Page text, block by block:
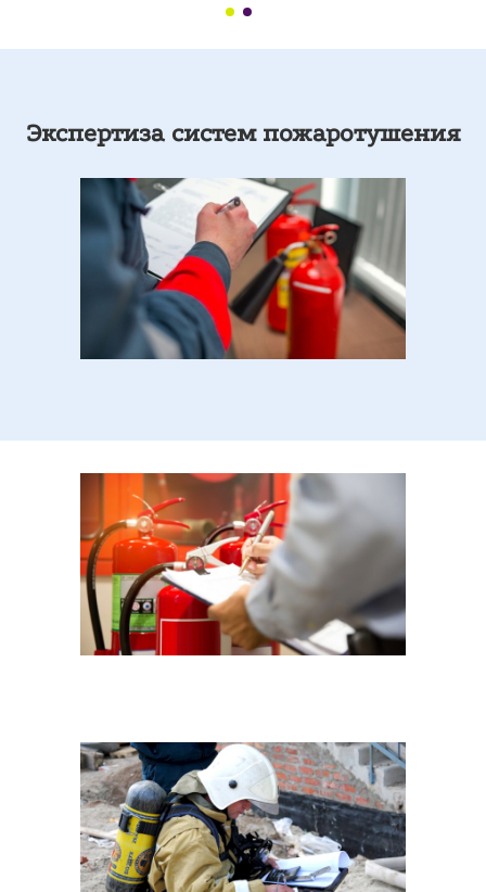
Экспертиза насосов
Экспертиза лифтов
Экспертиза оборудования
Гидравлическое оборудование
Целлюлозно-бумажного оборудования
Экспертиза гильотины
Лазерное оборудование
Обрабатывающий центр
Экспертиза систем пожаротушения